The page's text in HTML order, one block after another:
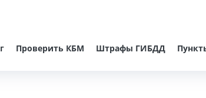
Проверить КБМ Штрафы ГИБДД